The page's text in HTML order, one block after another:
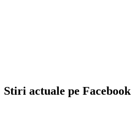
Stiri actuale pe Facebook